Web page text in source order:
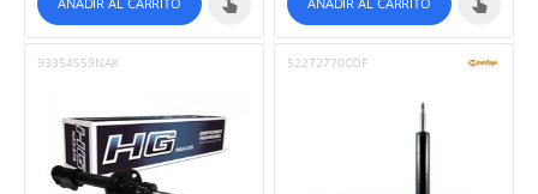
93354559NAK 52272770COF